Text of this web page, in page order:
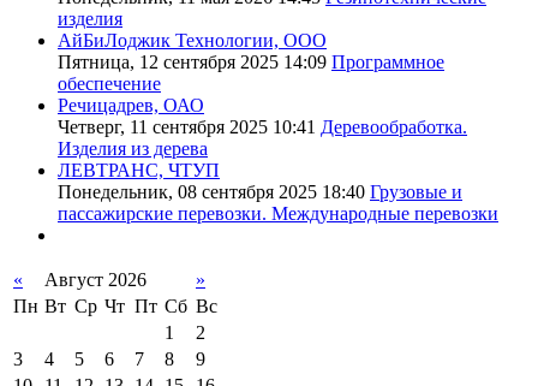
изделия
АйБиЛоджик Технологии, ООО
Пятница, 12 сентября 2025 14:09 Программное
обеспечение
Речицадрев, ОАО
Четверг, 11 сентября 2025 10:41 Деревообработка.
Изделия из дерева
ЛЕВТРАНС, ЧТУП
Понедельник, 08 сентября 2025 18:40 Грузовые и
пассажирские перевозки. Международные перевозки
« Август 2026
»
Пн Вт Ср Чт Пт Сб Вс
1
2
3
4 5 6 7 8
9